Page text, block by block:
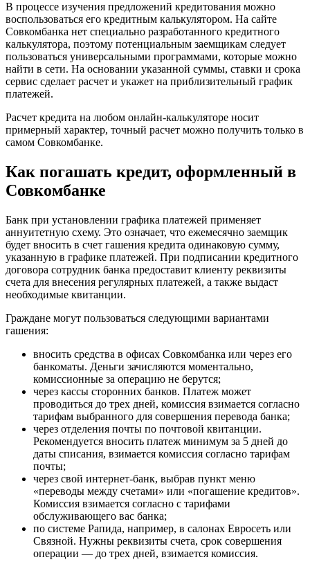
В процессе изучения предложений кредитования можно
воспользоваться его кредитным калькулятором. На сайте
Совкомбанка нет специально разработанного кредитного
калькулятора, поэтому потенциальным заемщикам следует
пользоваться универсальными программами, которые можно
найти в сети. На основании указанной суммы, ставки и срока
сервис сделает расчет и укажет на приблизительный график
платежей.
Расчет кредита на любом онлайн-калькуляторе носит
примерный характер, точный расчет можно получить только в
самом Совкомбанке.
Как погашать кредит, оформленный в
Совкомбанке
Банк при установлении графика платежей применяет
аннуитетную схему. Это означает, что ежемесячно заемщик
будет вносить в счет гашения кредита одинаковую сумму,
указанную в графике платежей. При подписании кредитного
договора сотрудник банка предоставит клиенту реквизиты
счета для внесения регулярных платежей, а также выдаст
необходимые квитанции.
Граждане могут пользоваться следующими вариантами
гашения:
вносить средства в офисах Совкомбанка или через его
банкоматы. Деньги зачисляются моментально,
комиссионные за операцию не берутся;
через кассы сторонних банков. Платеж может
проводиться до трех дней, комиссия взимается согласно
тарифам выбранного для совершения перевода банка;
через отделения почты по почтовой квитанции.
Рекомендуется вносить платеж минимум за 5 дней до
даты списания, взимается комиссия согласно тарифам
почты;
через свой интернет-банк, выбрав пункт меню
«переводы между счетами» или «погашение кредитов».
Комиссия взимается согласно с тарифами
обслуживающего вас банка;
по системе Рапида, например, в салонах Евросеть или
Связной. Нужны реквизиты счета, срок совершения
операции — до трех дней, взимается комиссия.